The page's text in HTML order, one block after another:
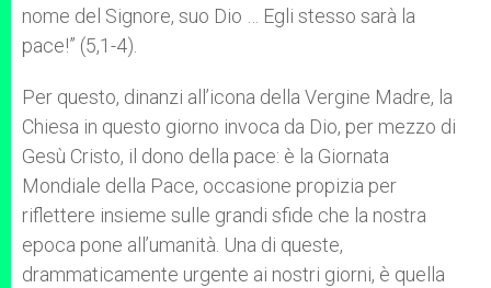
nome del Signore, suo Dio … Egli stesso sarà la
pace!” (5,1-4).
Per questo, dinanzi all’icona della Vergine Madre, la
Chiesa in questo giorno invoca da Dio, per mezzo di
Gesù Cristo, il dono della pace: è la Giornata
Mondiale della Pace, occasione propizia per
riflettere insieme sulle grandi sfide che la nostra
epoca pone all’umanità. Una di queste,
drammaticamente urgente ai nostri giorni, è quella